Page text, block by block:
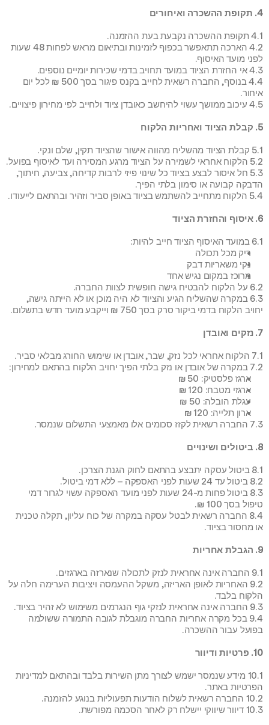
4. תקופת ההשכרה ואיחורים
4.1 תקופת ההשכרה נקבעת בעת ההזמנה.
לפני מועד האיסוף.
4.3 אי החזרת הציוד במועד תחויב בדמי שכירות יומיים נוספים.
איחור.
4.5 עיכוב ממושך עשוי להיחשב כאובדן ציוד ולחייב לפי מחירון פיצויים.
5. קבלת הציוד ואחריות הלקוח
5.1 קבלת הציוד מהשליח מהווה אישור שהציוד תקין, שלם ונקי.
5.2 הלקוח אחראי לשמירה על הציוד מרגע המסירה ועד לאיסוף בפועל.
הדבקה קבועה או סימון בלתי הפיך.
5.4 הלקוח מתחייב להשתמש בציוד באופן סביר וזהיר ובהתאם לייעודו.
6. איסוף והחזרת הציוד
6.1 במועד האיסוף הציוד חייב להיות:
ריק מכל תכולה
נקי משאריות דבק
מרוכז במקום נגיש אחד
6.2 על הלקוח להבטיח גישה חופשית לצוות החברה.
יחויב הלקוח בדמי ביקור סרק בסך 750 ₪ וייקבע מועד חדש בתשלום.
7. נזקים ואובדן
7.1 הלקוח אחראי לכל נזק, שבר, אובדן או שימוש החורג מבלאי סביר.
7.2 במקרה של אובדן או נזק בלתי הפיך יחויב הלקוח בהתאם למחירון:
ארגז פלסטיק: 50 ₪
ארגזי מטבח: 120 ₪
עגלת הובלה: 50 ₪
ארון תלייה: 120 ₪
7.3 החברה רשאית לקזז סכומים אלו מאמצעי התשלום שנמסר.
8. ביטולים ושינויים
8.1 ביטול עסקה יתבצע בהתאם לחוק הגנת הצרכן.
8.2 ביטול עד 24 שעות לפני האספקה – ללא דמי ביטול.
טיפול בסך 100 ₪.
8.4 החברה רשאית לבטל עסקה במקרה של כוח עליון, תקלה טכנית
או מחסור בציוד.
9. הגבלת אחריות
9.1 החברה אינה אחראית לנזק לתכולה שנארזה בארגזים.
הלקוח בלבד.
9.3 החברה אינה אחראית לנזקי גוף הנגרמים משימוש לא זהיר בציוד.
בפועל עבור ההשכרה.
10. פרטיות ודיוור
הפרטיות באתר.
10.2 החברה רשאית לשלוח הודעות תפעוליות בנוגע להזמנה.
10.3 דיוור שיווקי יישלח רק לאחר הסכמה מפורשת.